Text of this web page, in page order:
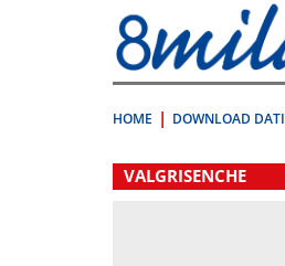
direttamente
a:
Contenuto
HOME DOWNLOAD DATI
.
VALGRISENCHE